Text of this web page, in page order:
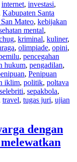
internet, investasi,
Kabupaten Santa
Mateo, kebijakan
mental,
, kriminal, kuliner,
, olimpiade, opini,
, pencegahan
hukum, pengadilan,
, Penipuan
iklim, politik, poltava
selebriti, sepakbola,
travel, tugas juri, ujian
dengan